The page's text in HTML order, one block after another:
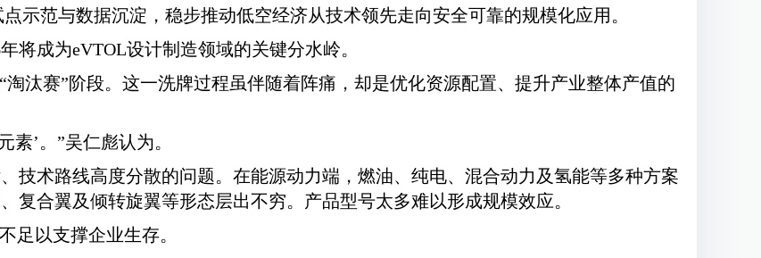
示范与数据沉淀，稳步推动低空经济从技术领先走向安全可靠的规模化应用。
将成为eVTOL设计制造领域的关键分水岭。
汰赛”阶段。这一洗牌过程虽伴随着阵痛，却是优化资源配置、提升产业整体产值的
’。”吴仁彪认为。
技术路线高度分散的问题。在能源动力端，燃油、纯电、混合动力及氢能等多种方案
复合翼及倾转旋翼等形态层出不穷。产品型号太多难以形成规模效应。
足以支撑企业生存。